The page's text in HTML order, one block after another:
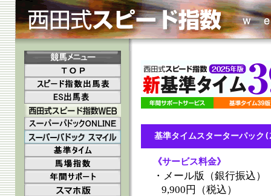
基準タイムスターターパッ
《サービス料金》
・メール版（銀行振込
9,900円（税込）